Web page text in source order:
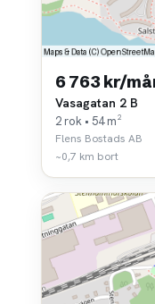
6 763 kr/
Vasagatan 2 B
2 rok • 54 m²
Flens Bostads AB
~0,7 km bort